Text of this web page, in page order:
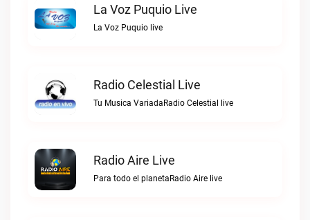
La Voz Puquio Live
La Voz Puquio live
Radio Celestial Live
Tu Musica VariadaRadio Celestial live
Radio Aire Live
Para todo el planetaRadio Aire live